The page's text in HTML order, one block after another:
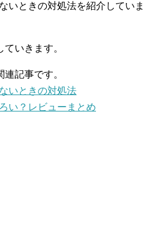
いときの対処法を紹介していま
いきます。
記事です。
いときの対処法
い？レビューまとめ